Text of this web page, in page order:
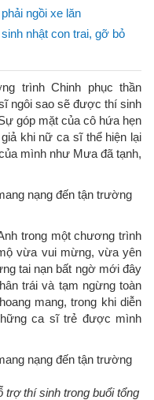
ngồi xe lăn
nhật con trai, gỡ bỏ
trình Chinh phục thần
ngôi sao sẽ được thí sinh
góp mặt của cô hứa hẹn
khi nữ ca sĩ thể hiện lại
mình như Mưa đã tạnh,
trong một chương trình
vừa vui mừng, vừa yên
tai nạn bất ngờ mới đây
trái và tạm ngừng toàn
mang, trong khi diễn
ca sĩ trẻ được mình
trợ thí sinh trong buổi tổng